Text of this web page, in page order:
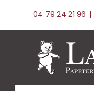
04 79 24 21 96 |